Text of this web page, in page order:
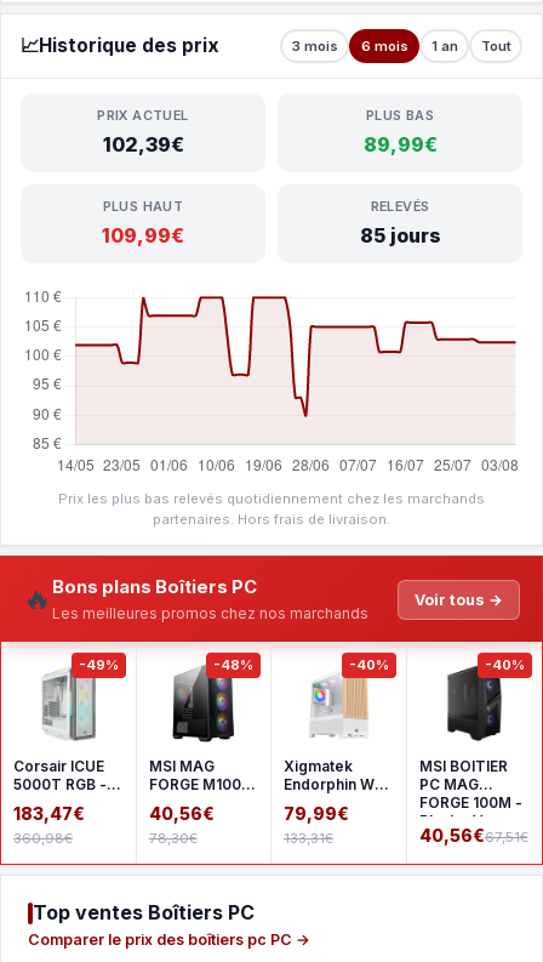
📈Historique des prix 3 mois 6 mois 1 an Tout
PRIX ACTUEL
102,39€
PLUS BAS
89,99€
PLUS HAUT
109,99€
RELEVÉS
85 jours
Prix les plus bas relevés quotidiennement chez les marchands
partenaires. Hors frais de livraison.
🔥 Bons plans Boîtiers PC
Les meilleures promos chez nos marchands
Voir tous →
-49%
Corsair ICUE
5000T RGB -
White
183,47€
360,98€
-48%
MSI MAG
FORGE M100R
- Black
40,56€
78,30€
-40%
Xigmatek
Endorphin WD
- White
79,99€
133,31€
-40%
MSI BOITIER
PC MAG
FORGE 100M -
Black - Verre -
ATX (30
40,56€67,51€
Top ventes Boîtiers PC
Comparer le prix des boîtiers pc PC →